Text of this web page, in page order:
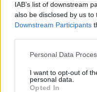
IAB’s list of downstream
also be disclosed by us to
Downstream Participants
Personal Data
I want to opt-out of
personal data.
Opted In